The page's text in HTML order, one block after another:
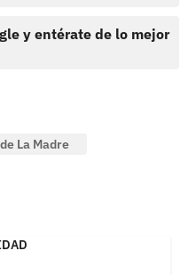
y entérate de lo mejor
La Madre